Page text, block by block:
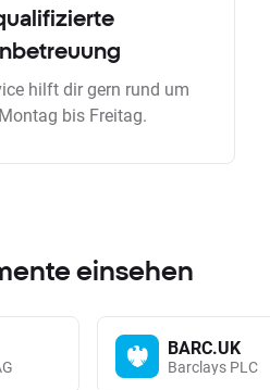
hilft dir gern rund um
bis Freitag.
einsehen
BARC.UK
Barclays PLC